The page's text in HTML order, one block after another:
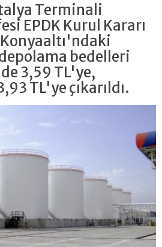
Terminali
EPDK Kurul Kararı
bedelleri
3,59 TL'ye,
TL'ye çıkarıldı.